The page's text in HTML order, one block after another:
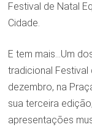
Festival de Natal
Cidade.
E tem mais…Um
tradicional Festival
dezembro, na
sua terceira
apresentações